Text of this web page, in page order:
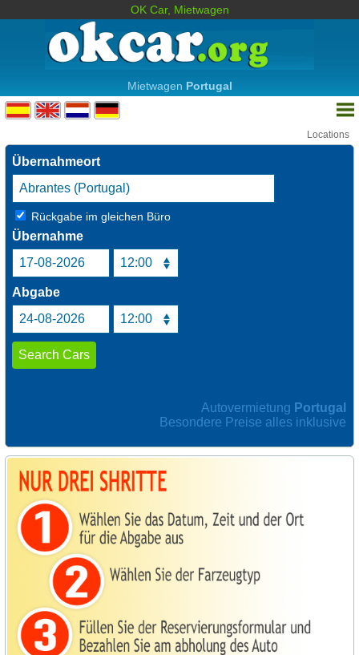
OK Car, Mietwagen
Mietwagen Portugal
Autovermietung Portugal
Besondere Preise alles inklusive
Locations
Übernahmeort
Rückgabe im gleichen Büro
Übernahme
Abgabe